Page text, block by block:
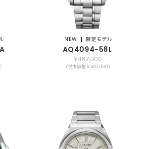
NEW 限定モデル
AQ4094-58L
￥462,000
(税抜価格 ￥420,000)